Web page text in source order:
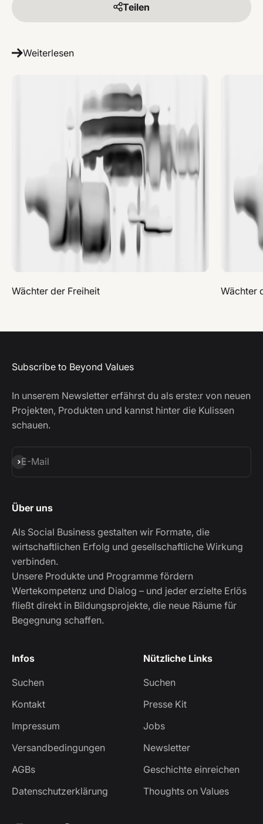
Teilen
Weiterlesen
Wächter der Freiheit Wächter
Subscribe to Beyond Values
In unserem Newsletter erfährst du als erste:r von neuen
Projekten, Produkten und kannst hinter die Kulissen
schauen.
E-Mail
Abonnieren
Über uns
Als Social Business gestalten wir Formate, die
wirtschaftlichen Erfolg und gesellschaftliche Wirkung
verbinden.
Unsere Produkte und Programme fördern
Wertekompetenz und Dialog – und jeder erzielte Erlös
fließt direkt in Bildungsprojekte, die neue Räume für
Begegnung schaffen.
Infos
Suchen
Kontakt
Impressum
Versandbedingungen
AGBs
Datenschutzerklärung
Nützliche Links
Suchen
Presse Kit
Jobs
Newsletter
Geschichte einreichen
Thoughts on Values